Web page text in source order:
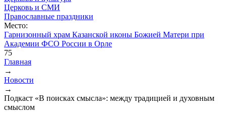
Церковь и СМИ
Православные праздники
Место:
Гарнизонный храм Казанской иконы Божией Матери при
Академии ФСО России в Орле
75
Вы здесь
Главная
→
Новости
→
Подкаст «В поисках смысла»: между традицией и духовным
смыслом